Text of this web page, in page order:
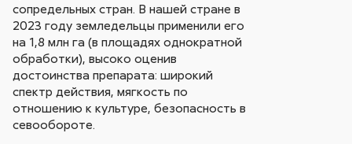
сопредельных стран. В нашей стране в
2023 году земледельцы применили его
на 1,8 млн га (в площадях однократной
обработки), высоко оценив
достоинства препарата: широкий
спектр действия, мягкость по
отношению к культуре, безопасность в
севообороте.